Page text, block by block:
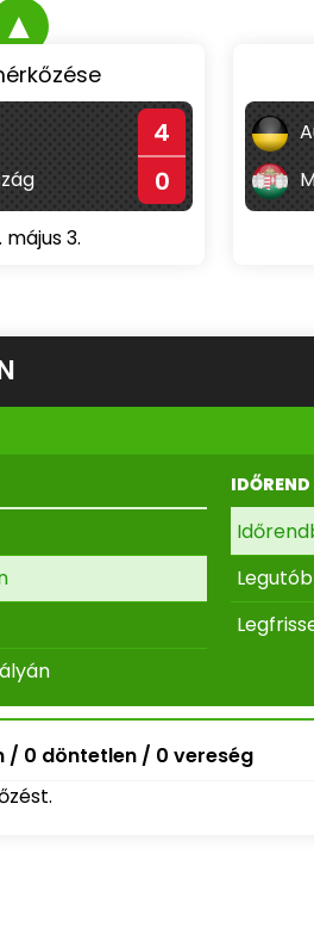
▲
4
0
május 3.
IDŐREND
/ 0 döntetlen / 0 vereség